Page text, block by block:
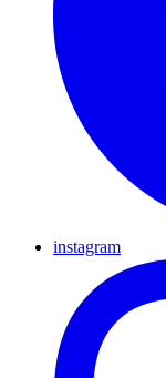
instagram